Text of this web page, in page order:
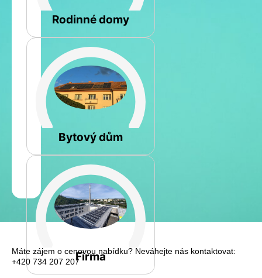
Rodinné domy
Bytový dům
Firma
Jiná
Spočítat
kalkulaci
Jméno
a
příjmení
Telefon
Máte zájem o cenovou nabídku? Neváhejte nás kontaktovat:
+420 734 207 207